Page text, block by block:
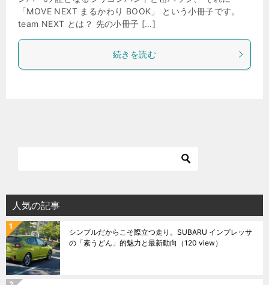
「MOVE NEXT まるかわり BOOK」 という小冊子です。
team NEXT とは？ 先の小冊子 […]
続きを読む
人気の記事
シンプルだからこそ際立つ走り。SUBARU インプレッサ
の「素うどん」的魅力と最新動向 （120 view）